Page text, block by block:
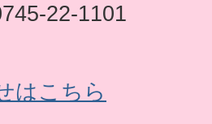
22-1101
はこちら